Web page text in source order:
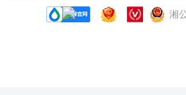
湘